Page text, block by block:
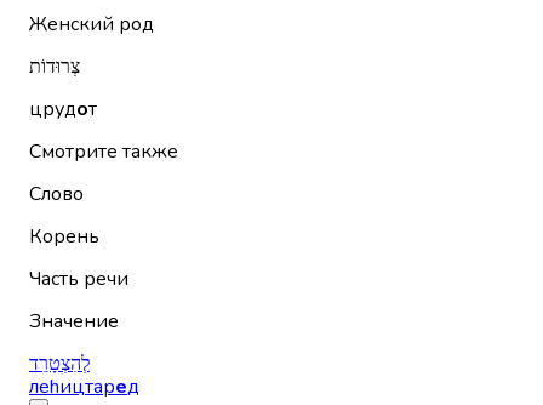
Женский род
צְרוּדוֹת
црудот
Смотрите также
Слово
Корень
Часть речи
Значение
לְהִצְטָרֵד
леhицтаред